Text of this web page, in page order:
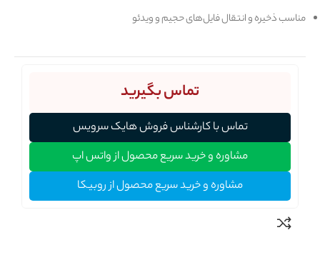
مناسب ذخیره و انتقال فایل‌های حجیم و ویدئو
تماس بگیرید
تماس با کارشناس فروش هایک سرویس
مشاوره و خرید سریع محصول از واتس اپ
مشاوره و خرید سریع محصول از روبیکا